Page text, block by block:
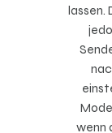
lassen.
wenn